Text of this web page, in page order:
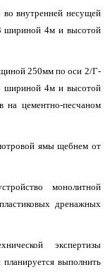
во внутренней несущей
шириной 4м и высотой
250мм по оси 2/Г-
шириной 4м и высотой
на цементно-песчаном
ямы щебнем от
монолитной
дренажных
экспертизы
выполнить